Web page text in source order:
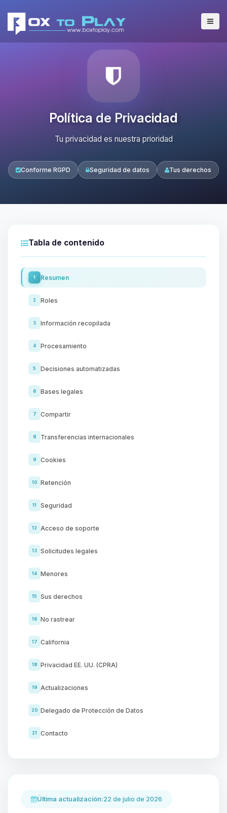
Política de Privacidad
Tu privacidad es nuestra prioridad
Conforme RGPD Seguridad de datos Tus derechos
Tabla de contenido
1 Resumen
2 Roles
3 Información recopilada
4 Procesamiento
5 Decisiones automatizadas
6 Bases legales
7 Compartir
8 Transferencias internacionales
9 Cookies
10 Retención
11 Seguridad
12 Acceso de soporte
13 Solicitudes legales
14 Menores
15 Sus derechos
16 No rastrear
17 California
18 Privacidad EE. UU. (CPRA)
19 Actualizaciones
20 Delegado de Protección de Datos
21 Contacto
Última actualización:22 de julio de 2026